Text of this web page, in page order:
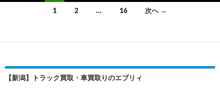
い
すゞ
（PKG-
ナ
ゲ
1 2 … 16 次へ →
【新潟】トラック買取・車買取りのエブリィ